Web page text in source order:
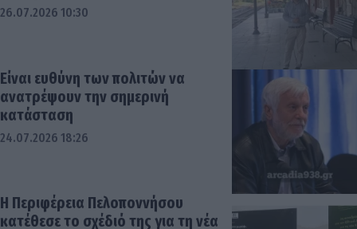
26.07.2026 10:30
Είναι ευθύνη των πολιτών να
ανατρέψουν την σημερινή
κατάσταση
24.07.2026 18:26
Η Περιφέρεια Πελοποννήσου
κατέθεσε το σχέδιό της για τη νέα